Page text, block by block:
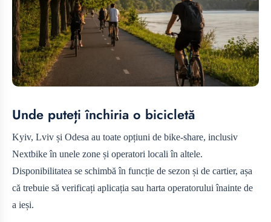
Unde puteți închiria o bicicletă
Kyiv, Lviv și Odesa au toate opțiuni de bike-share, inclusiv
Nextbike în unele zone și operatori locali în altele.
Disponibilitatea se schimbă în funcție de sezon și de cartier, așa
că trebuie să verificați aplicația sau harta operatorului înainte de
a ieși.